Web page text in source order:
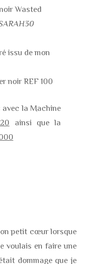
Wasted
issu de mon
noir REF 100
avec la Machine
ainsi que la
petit cœur lorsque
voulais en faire une
dommage que je